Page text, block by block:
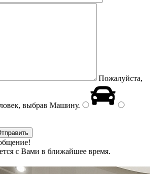
Пожалуйста,
выбрав Машину.
с Вами в ближайшее время.